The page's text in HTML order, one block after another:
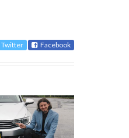
Twitter Facebook